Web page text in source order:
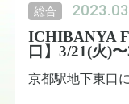
総合
ICHIBANYA
口】3/21(火)
京都駅地下東口